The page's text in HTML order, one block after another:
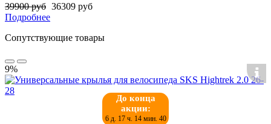
39900 руб 36309 руб
Подробнее
Сопутствующие товары
9%
До конца
акции:
6 д. 17 ч. 14 мин. 39